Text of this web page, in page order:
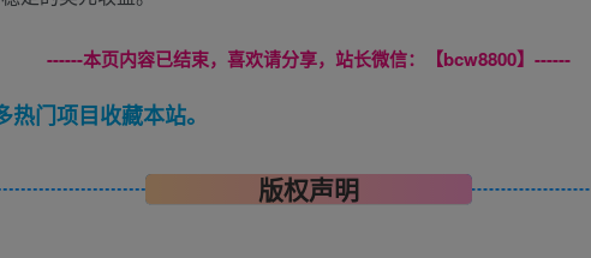
------本页内容已结束，喜欢请分享，站长微信：【bcw8800】------
门项目收藏本站。
版权声明